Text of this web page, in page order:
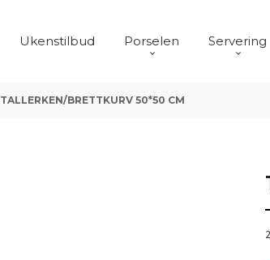
Ukenstilbud Porselen Servering
TALLERKEN/BRETTKURV 50*50 CM